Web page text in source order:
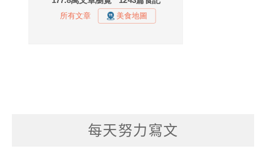
每天努力寫文